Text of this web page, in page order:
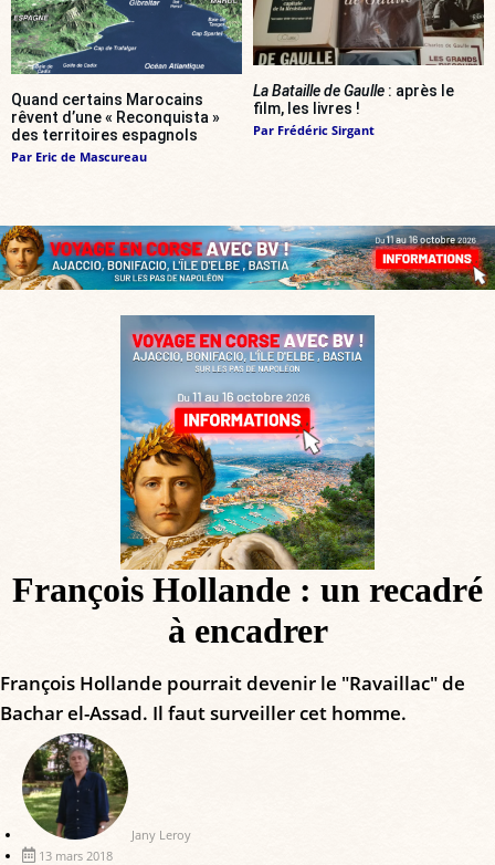
Quand certains Marocains
rêvent d’une « Reconquista »
des territoires espagnols
Par Eric de Mascureau
La Bataille de Gaulle : après le
film, les livres !
Par Frédéric Sirgant
François Hollande : un recadré
à encadrer
François Hollande pourrait devenir le "Ravaillac" de
Bachar el-Assad. Il faut surveiller cet homme.
Jany Leroy
13 mars 2018